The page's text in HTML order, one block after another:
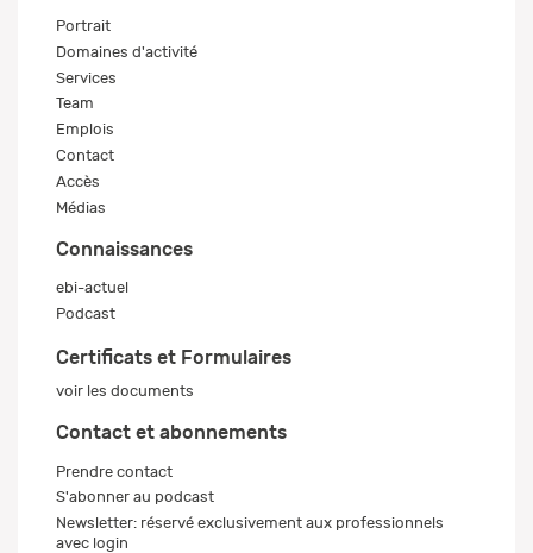
Portrait
Domaines d'activité
Services
Team
Emplois
Contact
Accès
Médias
Connaissances
ebi-actuel
Podcast
Certificats et Formulaires
voir les documents
Contact et abonnements
Prendre contact
S'abonner au podcast
Newsletter: réservé exclusivement aux professionnels
avec login